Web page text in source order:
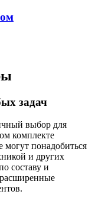
задач
выбор для
комплекте
понадобиться
и других
составу и
расширенные